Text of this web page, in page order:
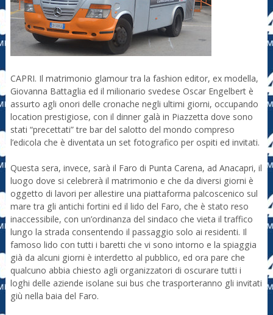
CAPRI. Il matrimonio glamour tra la fashion editor, ex modella,
Giovanna Battaglia ed il milionario svedese Oscar Engelbert è
assurto agli onori delle cronache negli ultimi giorni, occupando
location prestigiose, con il dinner galà in Piazzetta dove sono
stati “precettati” tre bar del salotto del mondo compreso
l’edicola che è diventata un set fotografico per ospiti ed invitati.
Questa sera, invece, sarà il Faro di Punta Carena, ad Anacapri, il
luogo dove si celebrerà il matrimonio e che da diversi giorni è
oggetto di lavori per allestire una piattaforma palcoscenico sul
mare tra gli antichi fortini ed il lido del Faro, che è stato reso
inaccessibile, con un’ordinanza del sindaco che vieta il traffico
lungo la strada consentendo il passaggio solo ai residenti. Il
famoso lido con tutti i baretti che vi sono intorno e la spiaggia
già da alcuni giorni è interdetto al pubblico, ed ora pare che
qualcuno abbia chiesto agli organizzatori di oscurare tutti i
loghi delle aziende isolane sui bus che trasporteranno gli invitati
giù nella baia del Faro.